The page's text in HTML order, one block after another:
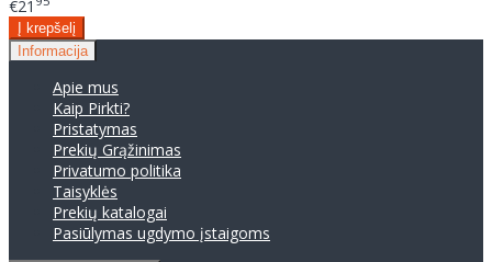
€21
Informacija
Apie mus
Kaip Pirkti?
Pristatymas
Prekių Grąžinimas
Privatumo politika
Taisyklės
Prekių katalogai
Pasiūlymas ugdymo įstaigoms